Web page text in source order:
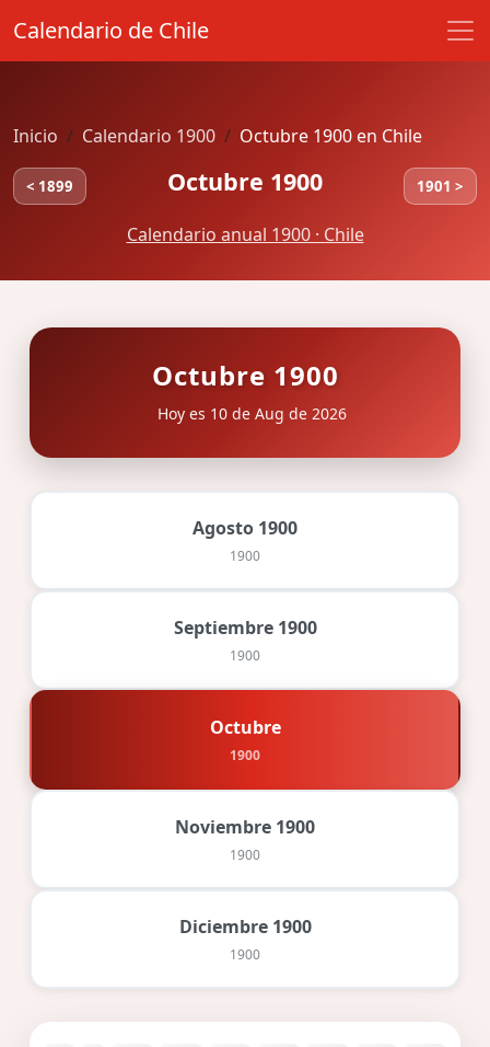
Calendario de Chile
Inicio Calendario 1900 Octubre 1900 en Chile
< 1899 Octubre 1900 1901 >
Calendario anual 1900 · Chile
Octubre 1900
Hoy es 10 de Aug de 2026
Agosto 1900
1900
Septiembre 1900
1900
Octubre
1900
Noviembre 1900
1900
Diciembre 1900
1900